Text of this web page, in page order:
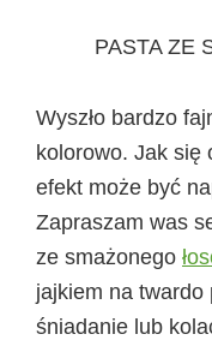
PASTA ZE
Wyszło bardzo
kolorowo. Jak się
efekt może być
Zapraszam was
ze smażonego
jajkiem na twardo
śniadanie lub